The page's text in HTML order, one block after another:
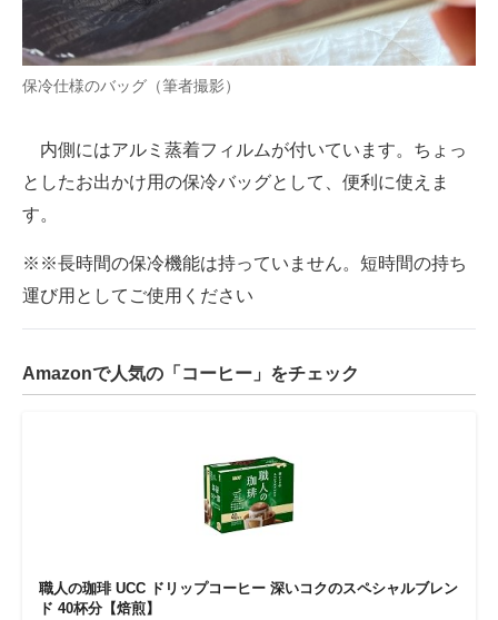
保冷仕様のバッグ（筆者撮影）
内側にはアルミ蒸着フィルムが付いています。ちょっ
としたお出かけ用の保冷バッグとして、便利に使えま
す。
※※長時間の保冷機能は持っていません。短時間の持ち
運び用としてご使用ください
Amazonで人気の「コーヒー」をチェック
職人の珈琲 UCC ドリップコーヒー 深いコクのスペシャルブレン
ド 40杯分【焙煎】